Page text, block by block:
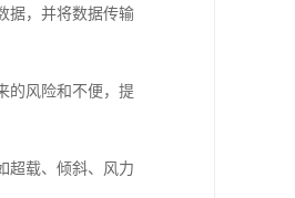
据，并将数据传输
的风险和不便，提
超载、倾斜、风力